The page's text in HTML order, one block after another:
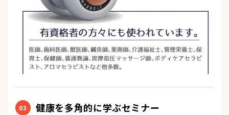
03 健康を多角的に学ぶセミナー